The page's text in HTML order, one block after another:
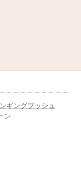
ギングブッシュ
ン